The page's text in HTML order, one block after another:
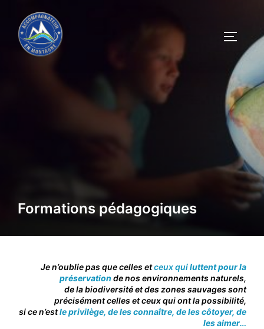
contenu
Formations pédagogiques
Je n’oublie pas que celles etceux quiluttent pour la
préservation de nos environnements naturels,
de la biodiversité et des zones sauvages sont
précisément celles et ceux qui ont la possibilité,
si ce n’estle privilège, de les connaître, de les côtoyer, de
les aimer…